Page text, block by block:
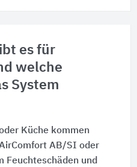
es für
welche
System
Küche kommen
AB/SI oder
Feuchteschäden und